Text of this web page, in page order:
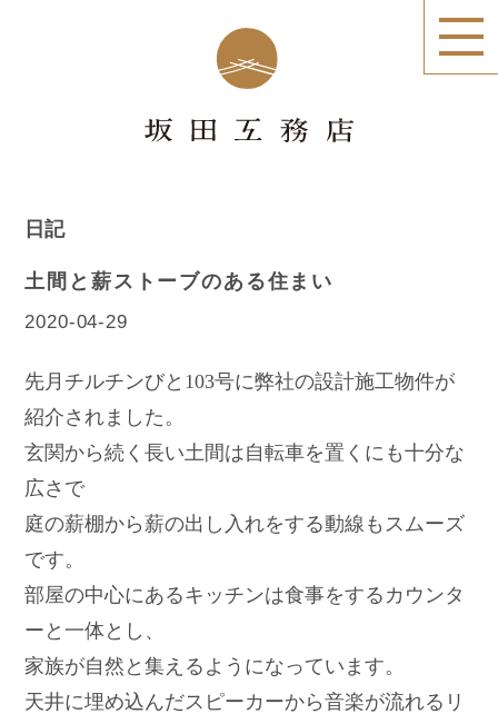
日記
土間と薪ストーブのある住まい
2020-04-29
先月チルチンびと103号に弊社の設計施工物件が
紹介されました。
玄関から続く長い土間は自転車を置くにも十分な
広さで
庭の薪棚から薪の出し入れをする動線もスムーズ
です。
部屋の中心にあるキッチンは食事をするカウンタ
ーと一体とし、
家族が自然と集えるようになっています。
天井に埋め込んだスピーカーから音楽が流れるリ